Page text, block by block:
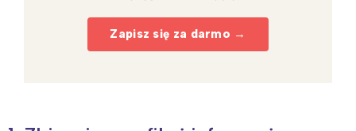
Zapisz się za darmo →